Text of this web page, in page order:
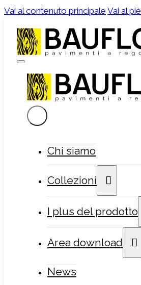
Vai al contenuto principale Vai al
Chi siamo
Collezioni
I plus del prodotto
Area download
News